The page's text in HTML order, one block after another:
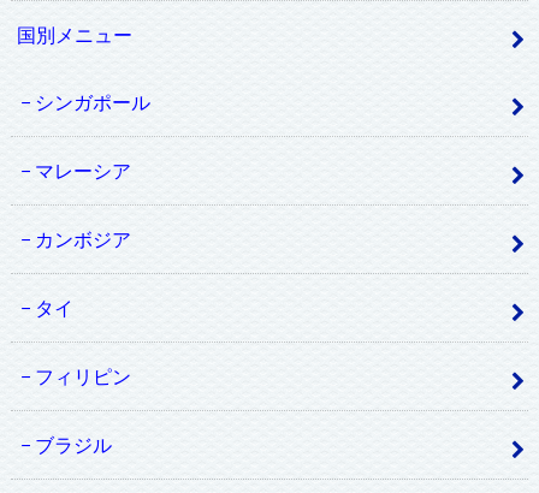
国別メニュー
シンガポール
マレーシア
カンボジア
タイ
フィリピン
ブラジル